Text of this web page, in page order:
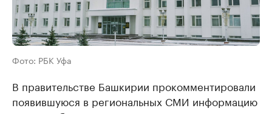
Фото: РБК Уфа
В правительстве Башкирии прокомментировали
появившуюся в региональных СМИ информацию